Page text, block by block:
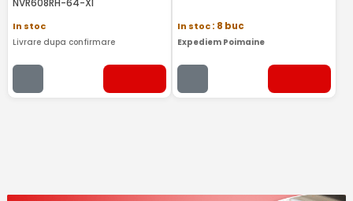
NVR608RH-64-XI
In stoc
Livrare dupa confirmare
In stoc: 8 buc
Expediem Poimaine